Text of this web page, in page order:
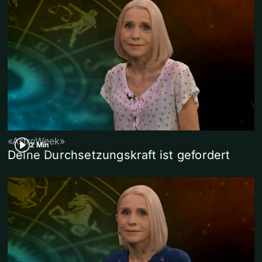
2 Min
«AstroWeek»
Deine Durchsetzungskraft ist gefordert